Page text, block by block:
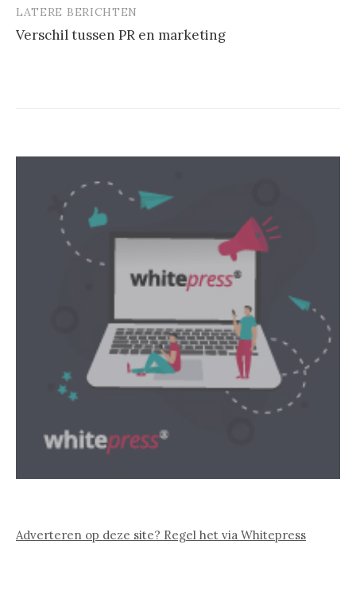
LATERE BERICHTEN
Verschil tussen PR en marketing
Adverteren op deze site? Regel het via Whitepress